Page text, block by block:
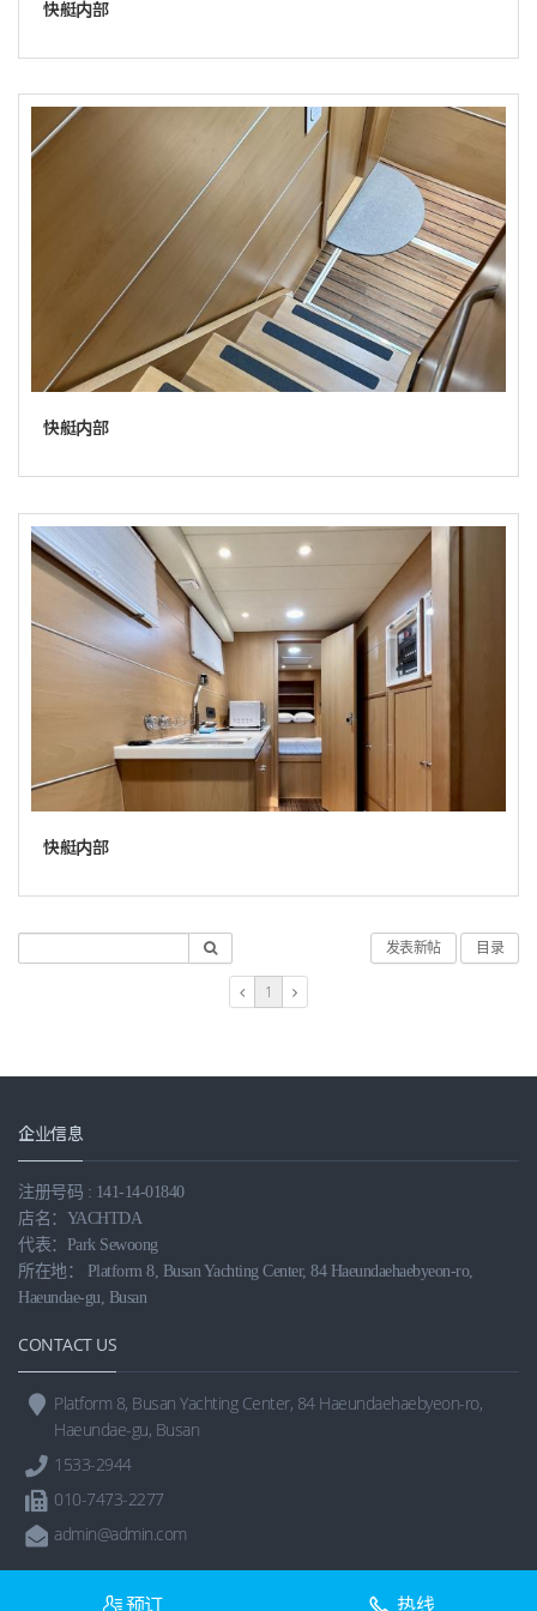
预订 热线
快艇内部
快艇内部
快艇内部
发表新帖 目录
1
企业信息
注册号码 : 141-14-01840
店名：YACHTDA
代表：Park Sewoong
所在地： Platform 8, Busan Yachting Center, 84 Haeundaehaebyeon-ro,
Haeundae-gu, Busan
CONTACT US
Platform 8, Busan Yachting Center, 84 Haeundaehaebyeon-ro,
Haeundae-gu, Busan
1533-2944
010-7473-2277
admin@admin.com